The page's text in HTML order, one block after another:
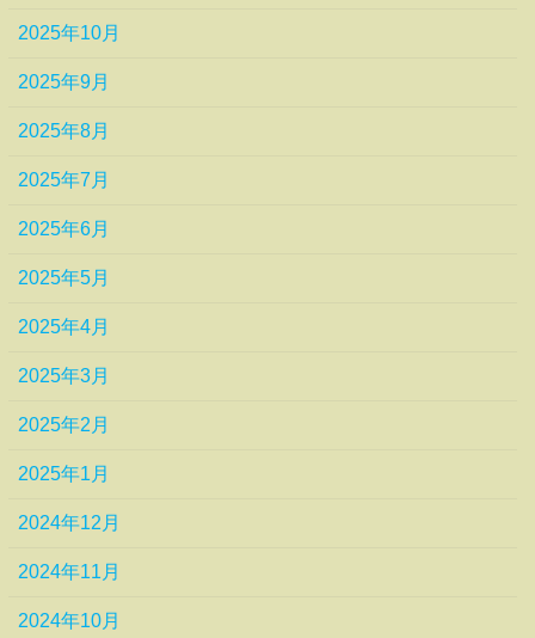
2025年10月
2025年9月
2025年8月
2025年7月
2025年6月
2025年5月
2025年4月
2025年3月
2025年2月
2025年1月
2024年12月
2024年11月
2024年10月